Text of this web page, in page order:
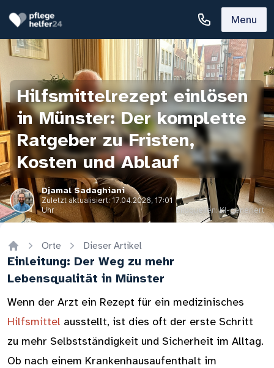
Menu
Hilfsmittelrezept einlösen
in Münster: Der komplette
Ratgeber zu Fristen,
Kosten und Ablauf
Djamal Sadaghiani
Zuletzt aktualisiert:17.04.2026, 17:01
Uhr
Bildquellen: KI-generiert
Home
Orte Dieser Artikel
Einleitung: Der Weg zu mehr
Lebensqualität in Münster
Wenn der Arzt ein Rezept für ein medizinisches
Hilfsmittel ausstellt, ist dies oft der erste Schritt
zu mehr Selbstständigkeit und Sicherheit im Alltag.
Ob nach einem Krankenhausaufenthalt im